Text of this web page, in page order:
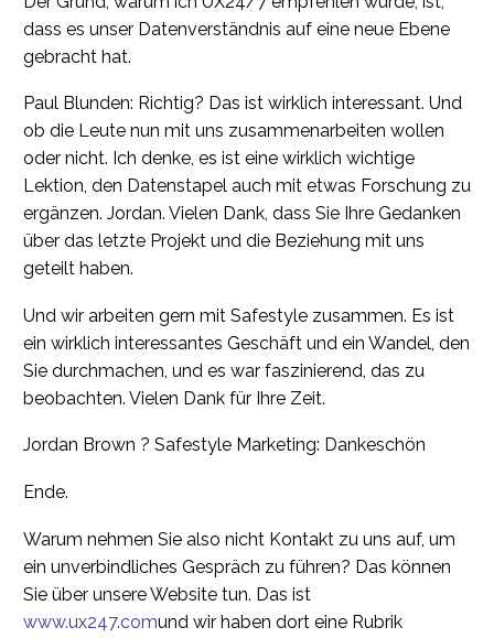
dass es unser Datenverständnis auf eine neue Ebene
gebracht hat.
Paul Blunden: Richtig? Das ist wirklich interessant. Und
ob die Leute nun mit uns zusammenarbeiten wollen
oder nicht. Ich denke, es ist eine wirklich wichtige
Lektion, den Datenstapel auch mit etwas Forschung zu
ergänzen. Jordan. Vielen Dank, dass Sie Ihre Gedanken
über das letzte Projekt und die Beziehung mit uns
geteilt haben.
Und wir arbeiten gern mit Safestyle zusammen. Es ist
ein wirklich interessantes Geschäft und ein Wandel, den
Sie durchmachen, und es war faszinierend, das zu
beobachten. Vielen Dank für Ihre Zeit.
Jordan Brown ? Safestyle Marketing: Dankeschön
Ende.
Warum nehmen Sie also nicht Kontakt zu uns auf, um
ein unverbindliches Gespräch zu führen? Das können
Sie über unsere Website tun. Das ist
www.ux247.comund wir haben dort eine Rubrik